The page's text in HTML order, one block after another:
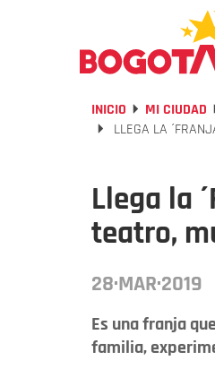
INICIO MI CIUDAD
LLEGA LA
Llega la
teatro,
28·MAR·2019
Es una franja
familia,